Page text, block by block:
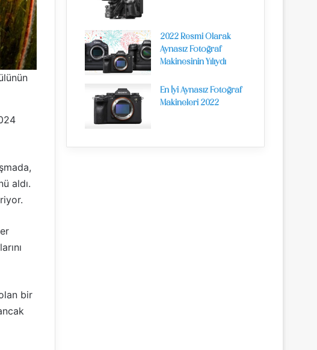
aldı.
bir
2022 Resmi Olarak
Aynasız Fotoğraf
Makinesinin Yılıydı
En İyi Aynasız Fotoğraf
Makineleri 2022